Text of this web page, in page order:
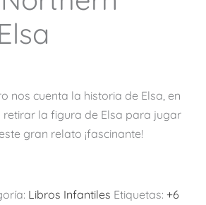
nos cuenta la historia de Elsa, en
la figura de Elsa para jugar
gran relato ¡fascinante!
Libros Infantiles Etiquetas: +6